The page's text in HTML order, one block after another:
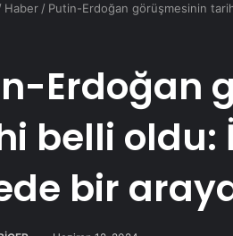
Haber / Putin-Erdoğan görüşmesinin
Erdoğan
belli oldu:
bir